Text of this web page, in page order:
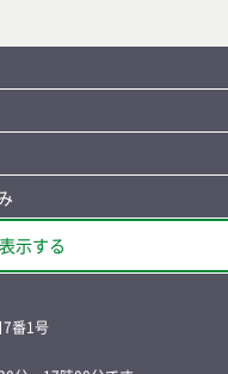
示する
番1号